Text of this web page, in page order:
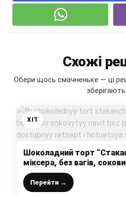
Схожі
Обери щось смачненьке — ці
ХІТ
Шоколадний торт
міксера, без вагів,
просочення, доступний
швидко
Перейти →